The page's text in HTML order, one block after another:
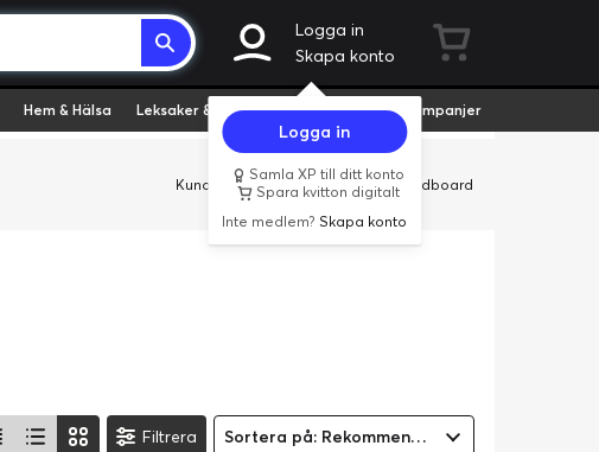
Logga in
Skapa konto
Logga in
Samla XP till ditt konto
Spara kvitton digitalt
Inte medlem?Skapa konto
Hem & Hälsa Leksaker & Hobby Fyndvaror Kampanjer
Kundservice Butiker Företag Cardboard
Filtrera Sortera på: Rekommenderad